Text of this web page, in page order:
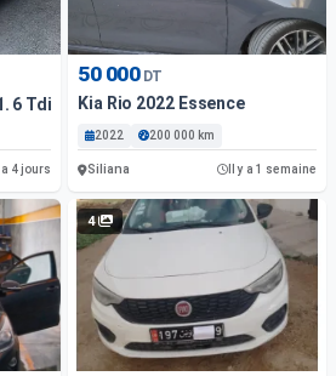
6 Tdi 5Cv
a 4 jours
50 000 DT
Kia Rio 2022 Essence
2022 200 000 km
Siliana Il y a 1 semaine
4